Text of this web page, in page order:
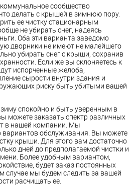
сообщество
делать с крышей в зимнюю пору.
ее чистку стационарным
не убирать снег, надеясь
Оба эти варианта заведомо
дворники не имеют не малейшего
убирать снег с крыши, сохранив
Если же вы склоняетесь к
испорченные желоба,
сырости внутри здания и
риску быть убитыми вашей
спокойно и быть уверенным в
можете заказать спектр различных
в нашей компании. Мы
вариантов обслуживания. Вы можете
крыши. Для этого вам достаточно
дней до предполагаемой чистки и
Более удобным вариантом,
будет заказ постоянных
случае мы будем следить за вашей
расчищать ее.